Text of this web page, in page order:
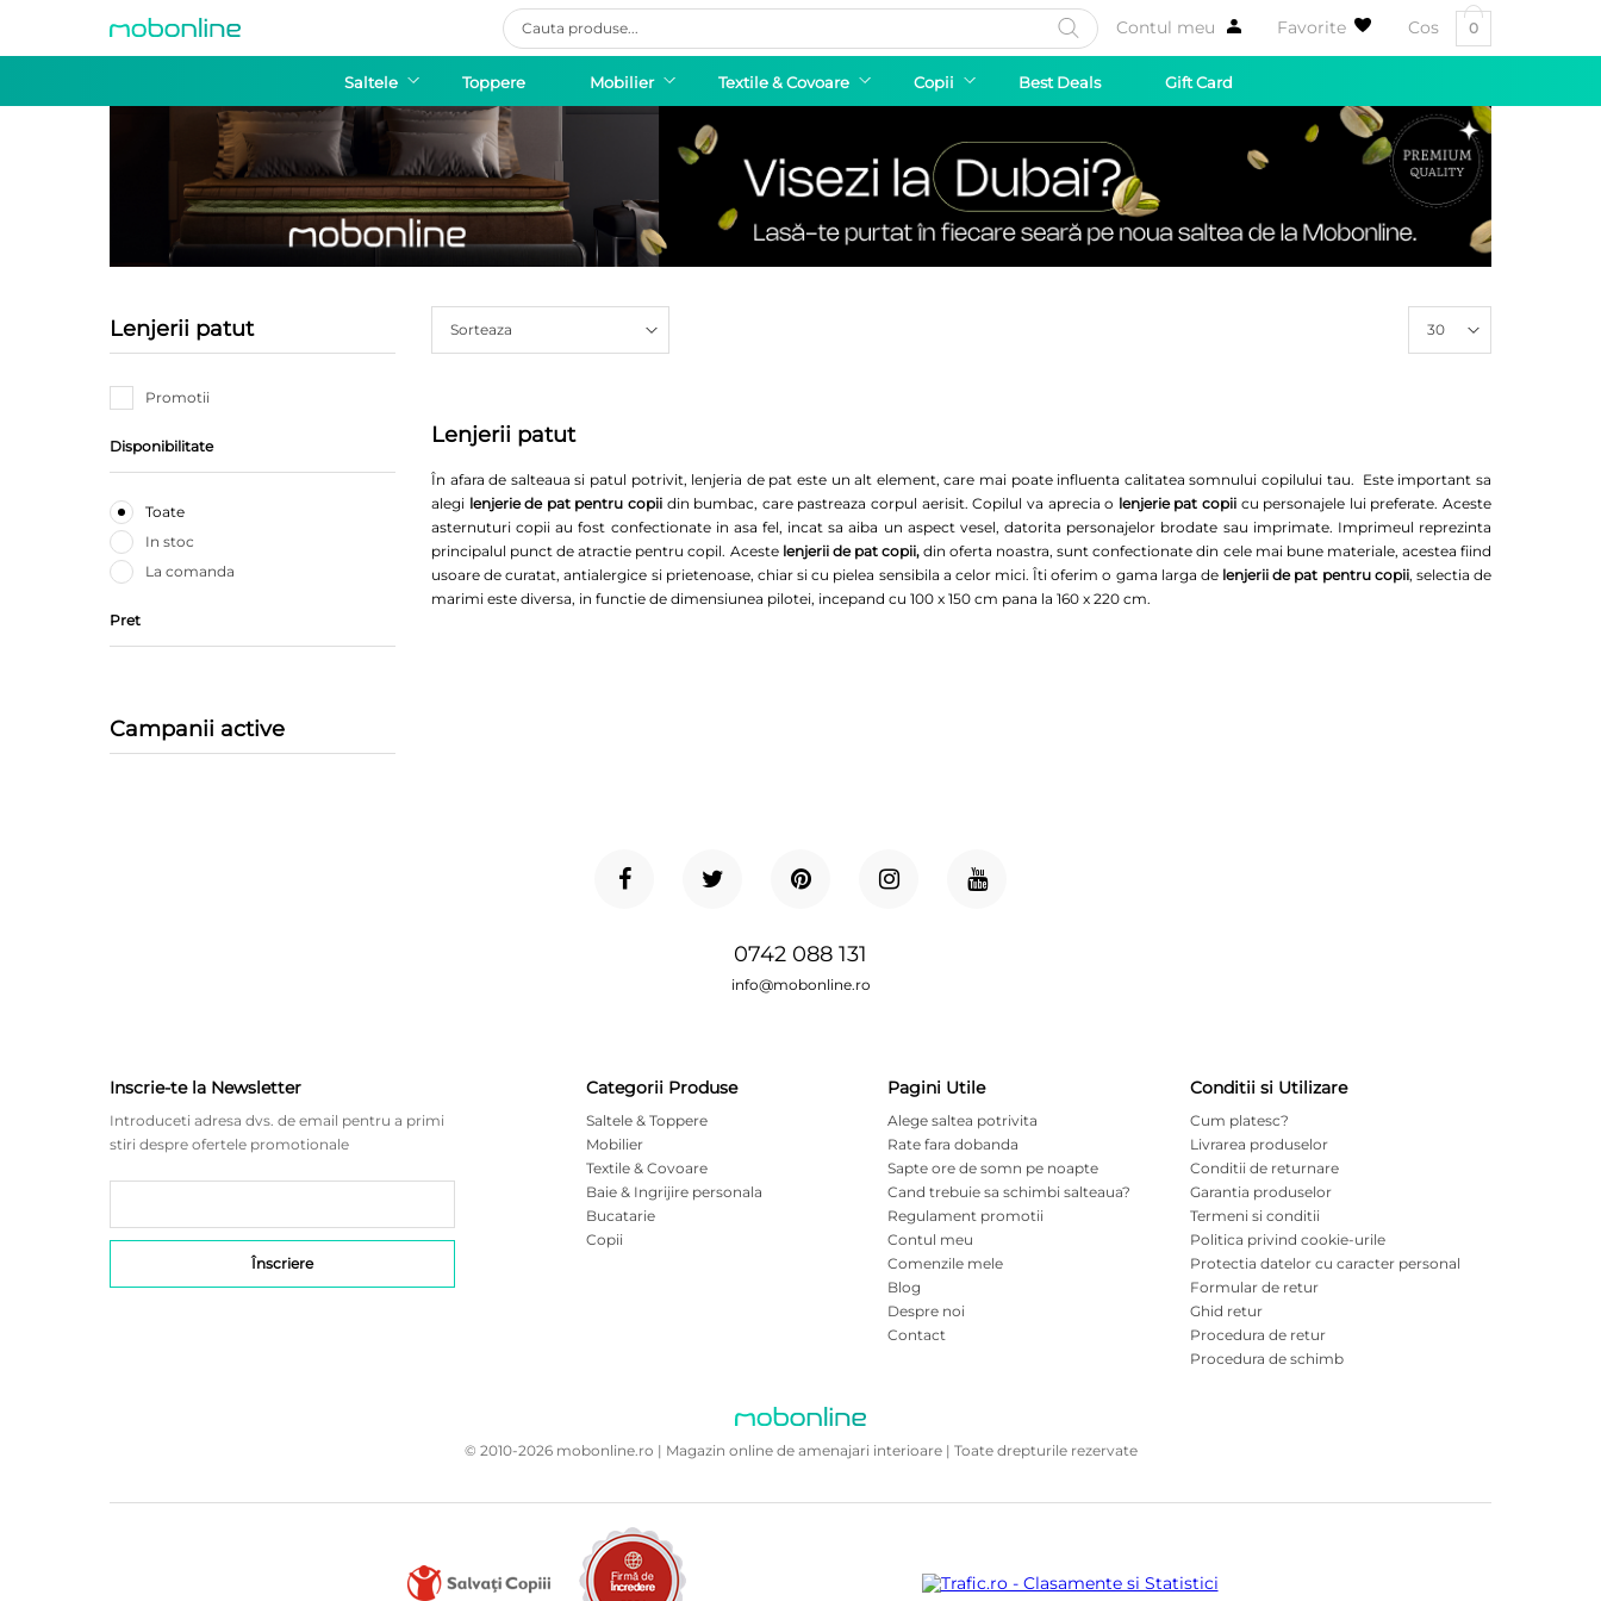
Products
search Contul meu Favorite Cos 0
Saltele Toppere Mobilier Textile & Covoare Copii Best Deals Gift Card
Lenjerii patut
Promotii
Disponibilitate
Toate
In stoc
La comanda
Pret
Campanii active
30
Sorteaza
Lenjerii patut
În afara de salteaua si patul potrivit, lenjeria de pat este un alt element, care mai poate influenta calitatea somnului copilului tau. Este important sa
alegi lenjerie de pat pentru copii din bumbac, care pastreaza corpul aerisit. Copilul va aprecia o lenjerie pat copiicu personajele lui preferate. Aceste
asternuturi copii au fost confectionate in asa fel, incat sa aiba un aspect vesel, datorita personajelor brodate sau imprimate. Imprimeul reprezinta
principalul punct de atractie pentru copil. Aceste lenjerii de pat copii,din oferta noastra, sunt confectionate din cele mai bune materiale, acestea fiind
usoare de curatat, antialergice si prietenoase, chiar si cu pielea sensibila a celor mici. Îti oferim o gama larga de lenjerii de pat pentru copii, selectia de
marimi este diversa, in functie de dimensiunea pilotei, incepand cu 100 x 150 cm pana la 160 x 220 cm.
0742 088 131
info@mobonline.ro
Inscrie-te la Newsletter
Introduceti adresa dvs. de email pentru a primi
stiri despre ofertele promotionale
Categorii Produse
Saltele & Toppere
Mobilier
Textile & Covoare
Baie & Ingrijire personala
Bucatarie
Copii
Pagini Utile
Alege saltea potrivita
Rate fara dobanda
Sapte ore de somn pe noapte
Cand trebuie sa schimbi salteaua?
Regulament promotii
Contul meu
Comenzile mele
Blog
Despre noi
Contact
Conditii si Utilizare
Cum platesc?
Livrarea produselor
Conditii de returnare
Garantia produselor
Termeni si conditii
Politica privind cookie-urile
Protectia datelor cu caracter personal
Formular de retur
Ghid retur
Procedura de retur
Procedura de schimb
© 2010-2026 mobonline.ro | Magazin online de amenajari interioare | Toate drepturile rezervate